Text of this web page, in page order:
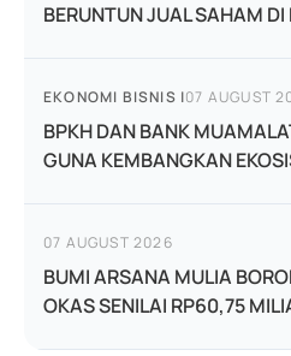
BERUNTUN JUAL SAHAM DI
EKONOMI BISNIS |07 AUGUST
BPKH DAN BANK
GUNA KEMBANGKAN
07 AUGUST 2026
BUMI ARSANA MULIA
OKAS SENILAI RP60,75